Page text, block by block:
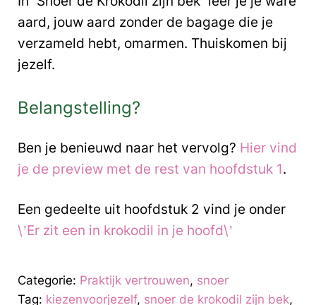
aard, jouw aard zonder de bagage die je
verzameld hebt, omarmen. Thuiskomen bij
jezelf.
Belangstelling?
Ben je benieuwd naar het vervolg? Hier vind
je de preview met de rest van hoofdstuk 1.
Een gedeelte uit hoofdstuk 2 vind je onder
\’Er zit een in krokodil in je hoofd\’
Categorie: Praktijk vertrouwen, snoer
Tag: kiezenvoorjezelf, snoer de krokodil zijn bek,